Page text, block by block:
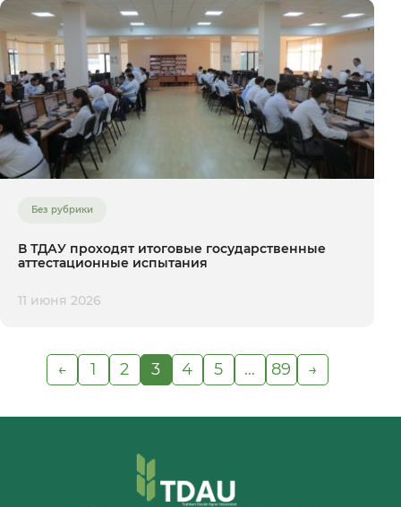
Без рубрики
В ТДАУ проходят итоговые государственные
аттестационные испытания
11 июня 2026
← 1 2 3 4 5 … 89 →